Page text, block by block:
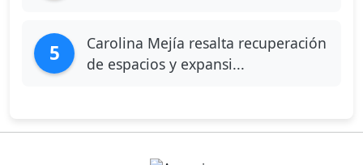
5
Carolina Mejía resalta recuperación
de espacios y expansi...